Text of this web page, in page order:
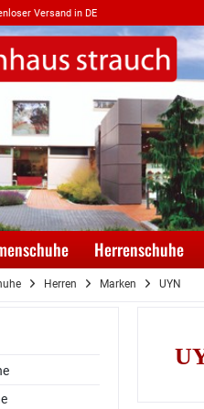
Versand in DE
Herrenschuhe
Herren Marken UYN